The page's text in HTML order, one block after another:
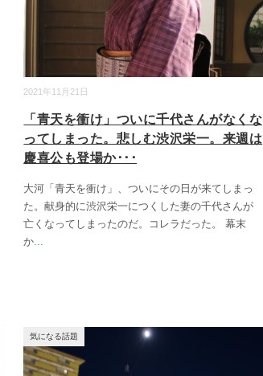
2021年11月21日
「青天を衝け」ついに千代さんがなくな
ってしまった。悲しむ渋沢栄一。来週は
慶喜公も登場か･･･
大河「青天を衝け」、ついにその日が来てしまっ
た。献身的に渋沢栄一につくした妻の千代さんが
亡くなってしまったのだ。コレラだった。 幕末
か...
気になる話題